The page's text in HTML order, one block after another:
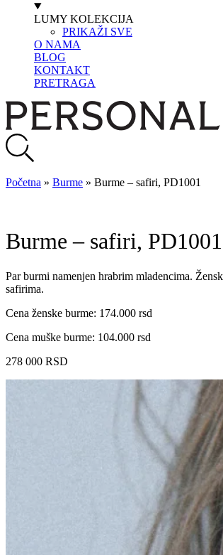
LUMY KOLEKCIJA
PRIKAŽI SVE
O NAMA
BLOG
KONTAKT
PRETRAGA
Početna » Burme » Burme – safiri, PD1001
Burme – safiri, PD1001
Par burmi namenjen hrabrim mladencima.
safirima.
Cena ženske burme: 174.000 rsd
Cena muške burme: 104.000 rsd
278 000 RSD